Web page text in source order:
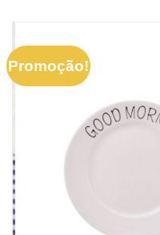
Promoção!